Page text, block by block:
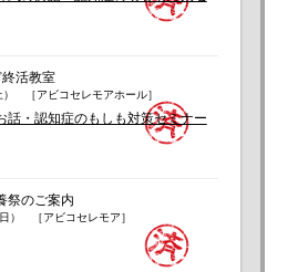
活教室
［アビコセレモアホール］
話・認知症のもしも対策セミナー
祭のご案内
） ［アビコセレモア］